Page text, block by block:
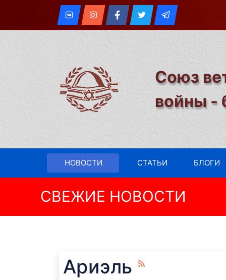
Союз
войны -
НОВОСТИ СТАТЬИ БЛОГИ
СВЕЖИЕ НОВОСТИ
Встреча Иерусалимского
Ариэль